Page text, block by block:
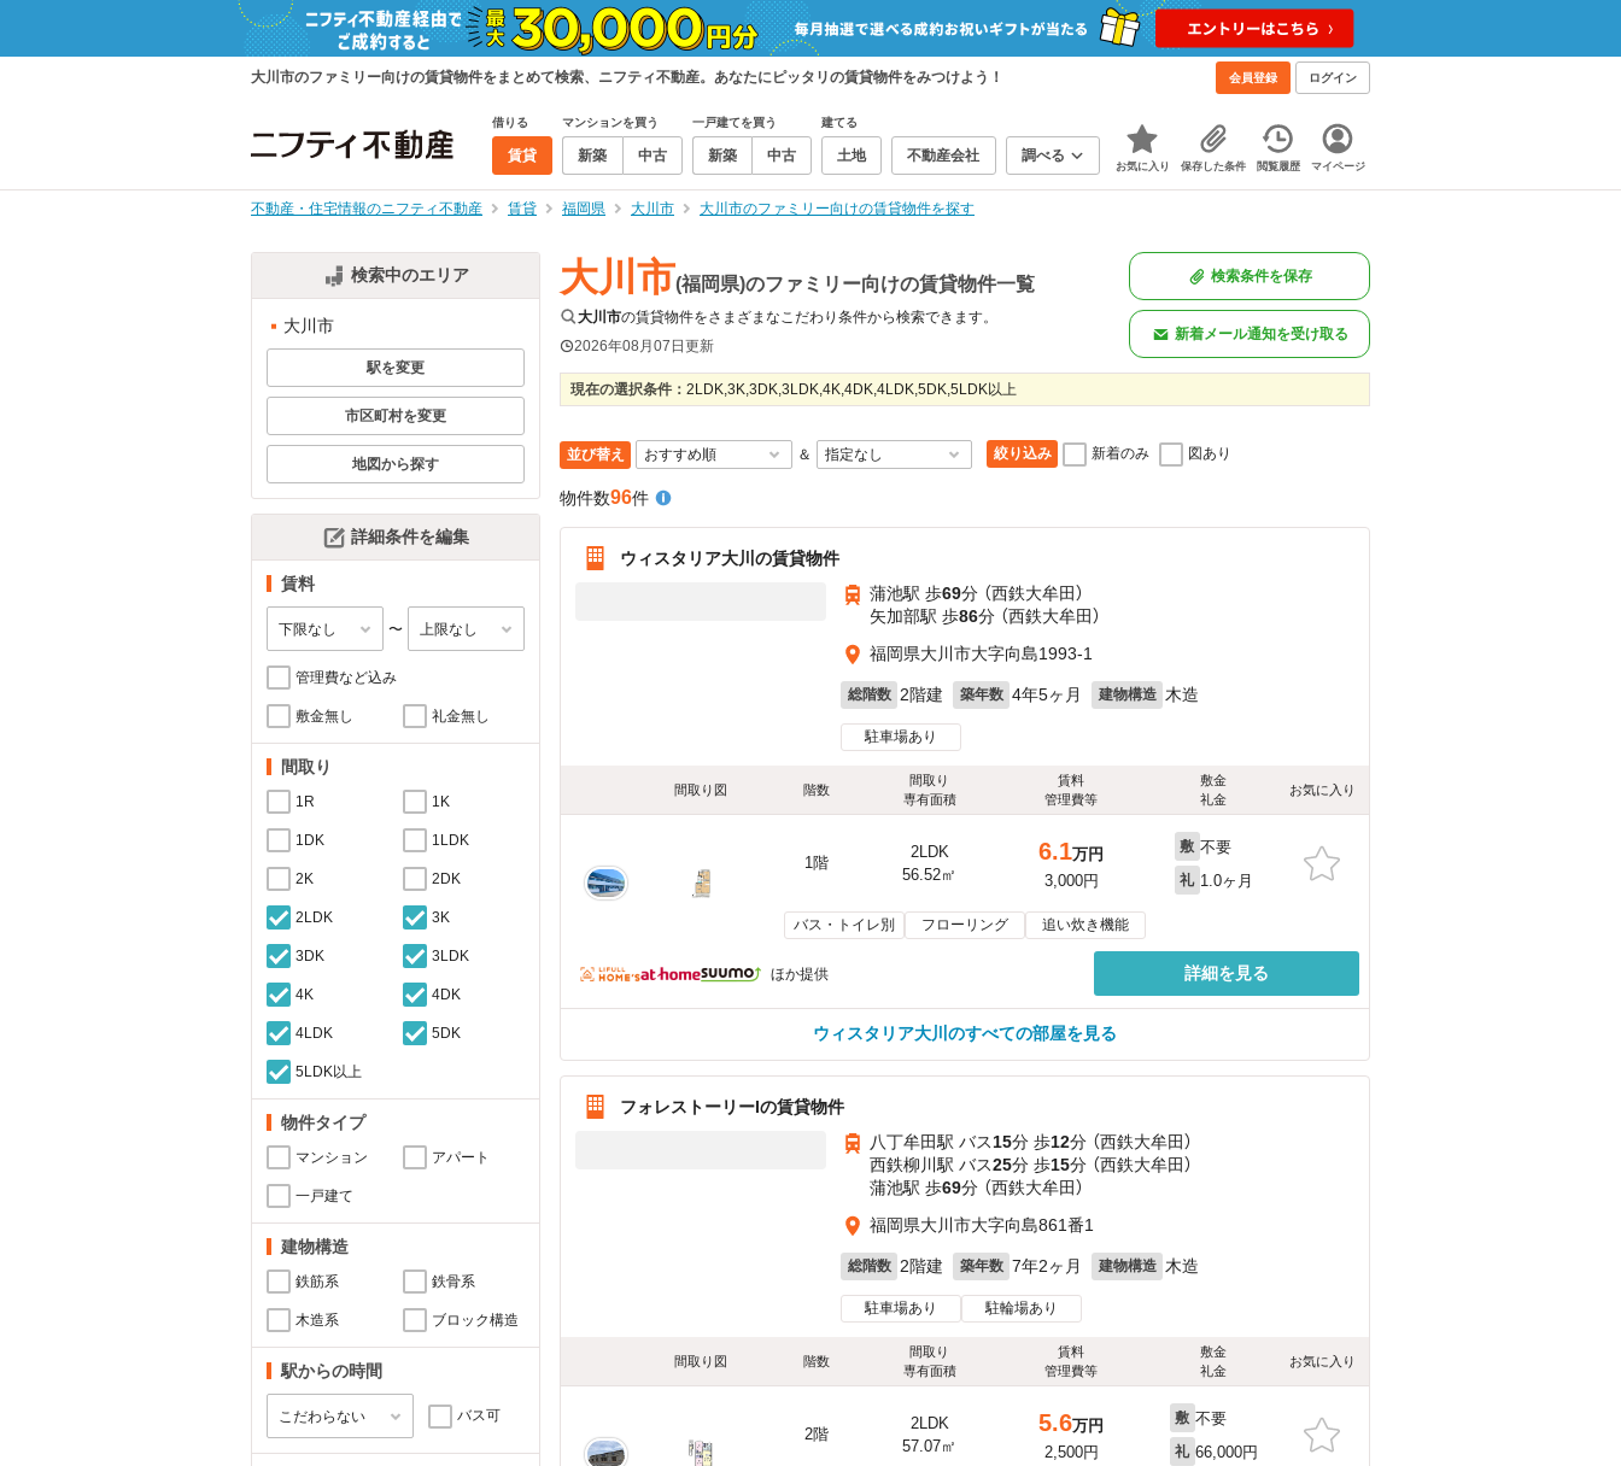
大川市のファミリー向けの賃貸物件をまとめて検索、ニフティ不動産。あなたにピッタリの賃貸物件をみつけよう！ 会員登録 ログイン
借りる
賃貸
マンションを買う
新築 中古
一戸建てを買う
新築 中古
建てる
土地 不動産会社 調べる
お気に入り 保存した条件 閲覧履歴 マイページ
不動産・住宅情報のニフティ不動産 賃貸 福岡県 大川市 大川市のファミリー向けの賃貸物件を探す
検索中のエリア
大川市
駅を変更
市区町村を変更
地図から探す
詳細条件を編集
賃料
〜
管理費など込み
敷金無し 礼金無し
間取り
1R 1K
1DK 1LDK
2K 2DK
2LDK 3K
3DK 3LDK
4K 4DK
4LDK 5DK
5LDK以上
物件タイプ
マンション アパート
一戸建て
建物構造
鉄筋系 鉄骨系
木造系 ブロック構造
駅からの時間
バス可
大川市(福岡県)のファミリー向けの賃貸物件一覧
大川市の賃貸物件をさまざまなこだわり条件から検索できます。
2026年08月07日更新
検索条件を保存
新着メール通知を受け取る
現在の選択条件： 2LDK,3K,3DK,3LDK,4K,4DK,4LDK,5DK,5LDK以上
並び替え ＆ 絞り込み 新着のみ 図あり
物件数96件
ウィスタリア大川の賃貸物件
蒲池駅 歩69分 （西鉄大牟田）
矢加部駅 歩86分 （西鉄大牟田）
福岡県大川市大字向島1993-1
総階数 2階建 築年数 4年5ヶ月 建物構造 木造
駐車場あり
間取り図 階数
間取り
専有面積
賃料
管理費等
敷金
礼金
お気に入り
1階
2LDK
56.52㎡
6.1万円
3,000円
敷 不要
礼 1.0ヶ月
バス・トイレ別 フローリング 追い炊き機能
ほか提供 詳細を見る
ウィスタリア大川のすべての部屋を見る
フォレストーリーIの賃貸物件
八丁牟田駅 バス15分 歩12分 （西鉄大牟田）
西鉄柳川駅 バス25分 歩15分 （西鉄大牟田）
蒲池駅 歩69分 （西鉄大牟田）
福岡県大川市大字向島861番1
総階数 2階建 築年数 7年2ヶ月 建物構造 木造
駐車場あり 駐輪場あり
間取り図 階数
間取り
専有面積
賃料
管理費等
敷金
礼金
お気に入り
2階
2LDK
57.07㎡
5.6万円
2,500円
敷 不要
礼 66,000円